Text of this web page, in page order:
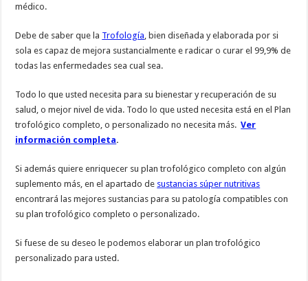
médico.
Debe de saber que la Trofología, bien diseñada y elaborada por si
sola es capaz de mejora sustancialmente e radicar o curar el 99,9% de
todas las enfermedades sea cual sea.
Todo lo que usted necesita para su bienestar y recuperación de su
salud, o mejor nivel de vida. Todo lo que usted necesita está en el Plan
trofológico completo, o personalizado no necesita más.Ver
información completa.
Si además quiere enriquecer su plan trofológico completo con algún
suplemento más, en el apartado de sustancias súper nutritivas
encontrará las mejores sustancias para su patología compatibles con
su plan trofológico completo o personalizado.
Si fuese de su deseo le podemos elaborar un plan trofológico
personalizado para usted.